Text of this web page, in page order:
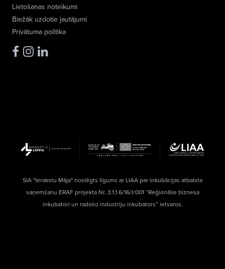
Lietošanas noteikumi
Biežāk uzdotie jautājumi
Privātuma politika
SIA "Ierakstu Māja" noslēgts līgums ar LIAA par inkubācijas atbalsta
saņemšanu ERAF projekta Nr. 3.1.1.6/16/I/001 “Reģionālie biznesa
inkubatori un radošo industriju inkubators” ietvaros.